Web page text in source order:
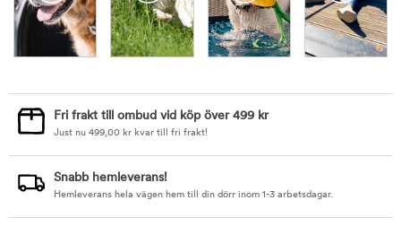
Fri frakt till ombud vid köp över 499 kr
Just nu 499,00 kr kvar till fri frakt!
Snabb hemleverans!
Hemleverans hela vägen hem till din dörr inom 1-3 arbetsdagar.